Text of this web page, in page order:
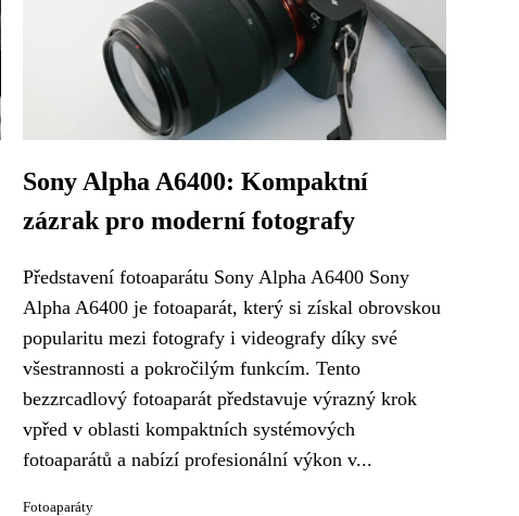
Sony Alpha A6400: Kompaktní
zázrak pro moderní fotografy
Představení fotoaparátu Sony Alpha A6400 Sony
Alpha A6400 je fotoaparát, který si získal obrovskou
popularitu mezi fotografy i videografy díky své
všestrannosti a pokročilým funkcím. Tento
bezzrcadlový fotoaparát představuje výrazný krok
vpřed v oblasti kompaktních systémových
fotoaparátů a nabízí profesionální výkon v...
Fotoaparáty